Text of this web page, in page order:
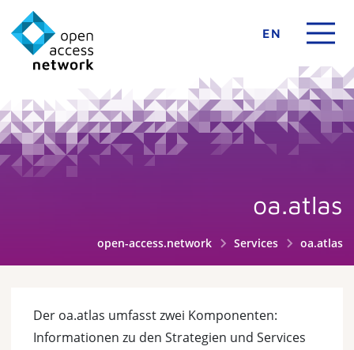
EN
oa.atlas
open-access.network Services oa.atlas
Der oa.atlas umfasst zwei Komponenten:
Informationen zu den Strategien und Services